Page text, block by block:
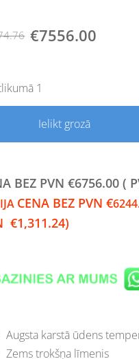
€7556.00
1
Ielikt grozā
BEZ PVN€6756.00 (
CENA BEZ PVN€
€1,311.24)
Augsta karstā ūdens
Zems trokšņa līmenis